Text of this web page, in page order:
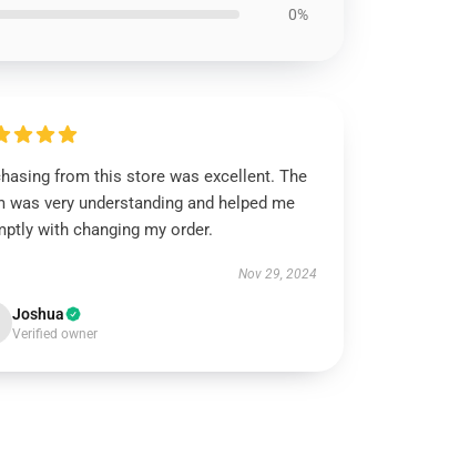
0%
from this store was excellent. The
was very understanding and helped me
with changing my order.
Nov 29, 2024
Joshua
Verified owner